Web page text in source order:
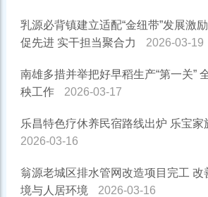
乳源必背镇建立适配“金纽带”发展激
促先进 实干担当聚合力
2026-03-19
南雄多措并举把好早稻生产“第一关”
秧工作
2026-03-17
乐昌特色疗休养民宿路线出炉 乐宝家
2026-03-16
翁源老城区排水管网改造项目完工 改
境与人居环境
2026-03-16